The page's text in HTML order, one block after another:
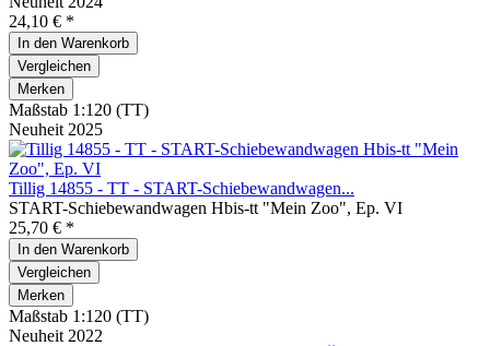
24,10 € *
In den Warenkorb
Vergleichen
Merken
Maßstab 1:120 (TT)
Neuheit 2025
Tillig 14855 - TT - START-Schiebewandwagen...
START-Schiebewandwagen Hbis-tt "Mein Zoo", Ep. VI
25,70 € *
In den Warenkorb
Vergleichen
Merken
Maßstab 1:120 (TT)
Neuheit 2022